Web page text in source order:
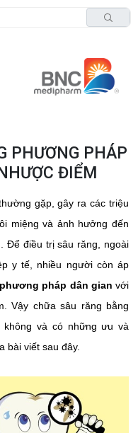
PHƯƠNG PHÁP
ĐIỂM
gặp, gây ra các triệu
miệng và ảnh hưởng đến
Để điều trị sâu răng, ngoài
y tế, nhiều người còn áp
pháp dân gian với
Vậy chữa sâu răng bằng
và có những ưu và
bài viết sau đây.